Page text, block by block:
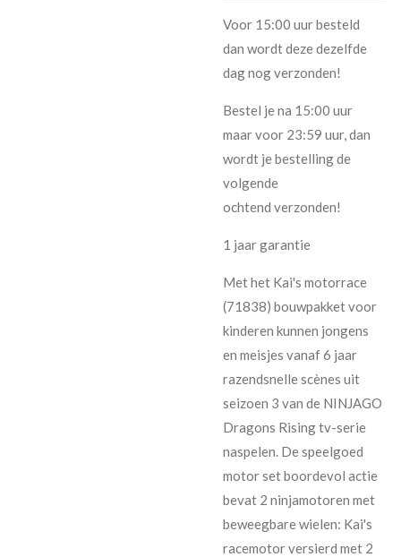
Voor 15:00 uur besteld
dan wordt deze dezelfde
dag nog verzonden!
Bestel je na 15:00 uur
maar voor 23:59 uur, dan
wordt je bestelling de
volgende
ochtend verzonden!
1 jaar garantie
Met het Kai's motorrace
(71838) bouwpakket voor
kinderen kunnen jongens
en meisjes vanaf 6 jaar
razendsnelle scènes uit
seizoen 3 van de NINJAGO
Dragons Rising tv-serie
naspelen. De speelgoed
motor set boordevol actie
bevat 2 ninjamotoren met
beweegbare wielen: Kai's
racemotor versierd met 2